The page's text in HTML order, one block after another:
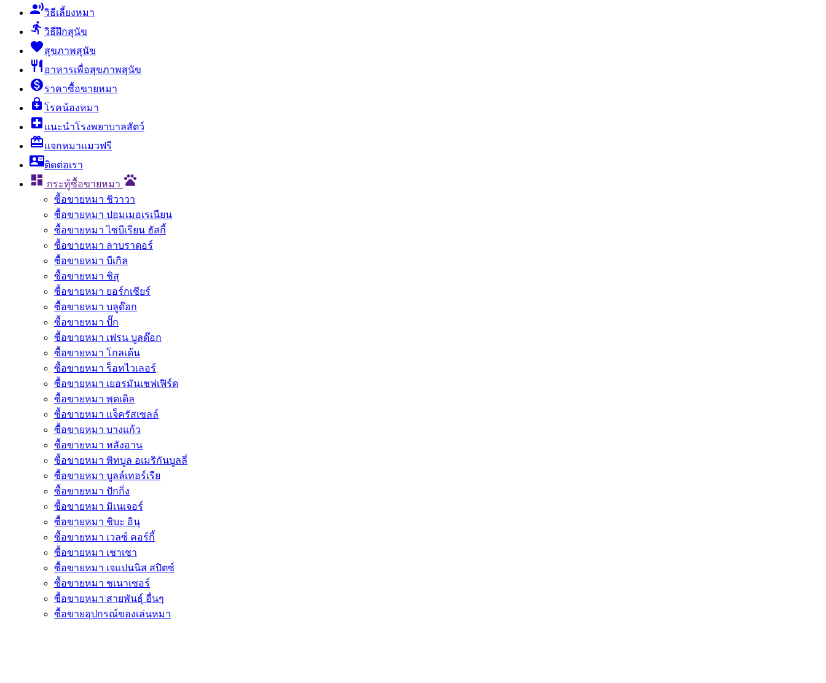
record_voice_overวิธีเลี้ยงหมา
directions_run วิธีฝึกสุนัข
favoriteสุขภาพสุนัข
restaurant อาหารเพื่อสุขภาพสุนัข
monetization_onราคาซื้อขายหมา
enhanced_encryption โรคน้องหมา
local_hospital แนะนำโรงพยาบาลสัตว์
card_giftcardแจกหมาแมวฟรี
contact_mailติดต่อเรา
 กระทู้ซื้อขายหมา pets
ซื้อขายหมา ชิวาวา
ซื้อขายหมา ปอมเมอเรเนียน
ซื้อขายหมา ไซบีเรียน ฮัสกี้
ซื้อขายหมา ลาบราดอร์
ซื้อขายหมา บีเกิล
ซื้อขายหมา ชิสุ
ซื้อขายหมา ยอร์กเชียร์
ซื้อขายหมา บลูด๊อก
ซื้อขายหมา ปั๊ก
ซื้อขายหมา เฟรน บูลด๊อก
ซื้อขายหมา โกลเด้น
ซื้อขายหมา ร็อทไวเลอร์
ซื้อขายหมา เยอรมันเชฟเฟิร์ด
ซื้อขายหมา พุดเดิล
ซื้อขายหมา แจ็ครัสเซลล์
ซื้อขายหมา บางแก้ว
ซื้อขายหมา หลังอาน
ซื้อขายหมา พิทบูล อเมริกันบูลลี่
ซื้อขายหมา บูลล์เทอร์เรีย
ซื้อขายหมา ปักกิ่ง
ซื้อขายหมา มิเนเจอร์
ซื้อขายหมา ชิบะ อินุ
ซื้อขายหมา เวลซ์ คอร์กี้
ซื้อขายหมา เชาเชา
ซื้อขายหมา เจแปนนิส สปิตซ์
ซื้อขายหมา ชเนาเซอร์
ซื้อขายหมา สายพันธุ์ อื่นๆ
ซื้อขายอุปกรณ์ของเล่นหมา